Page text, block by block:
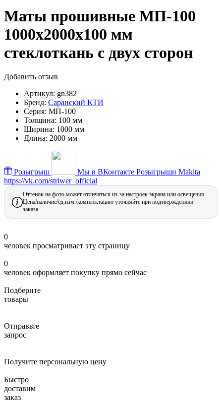
Маты прошивные МП-100
1000х2000х100 мм
стеклоткань с двух сторон
Добавить отзыв
Артикул: gn382
Бренд: Саранский КТИ
Серия: МП-100
Толщина: 100 мм
Ширина: 1000 мм
Длина: 2000 мм
Розыгрыш Мы в ВКонтакте Розыгрыши Makita
https://vk.com/striwer_official
Оттенок на фото может отличаться из-за настроек экрана или освещения.
Цена/наличие/ед.изм./комплектацию уточняйте при подтверждениии
заказа.
0
человек просматривает эту страницу
0
человек оформляет покупку прямо сейчас
Подберите
товары
Отправьте
запрос
Получите персональную цену
Быстро
доставим
заказ